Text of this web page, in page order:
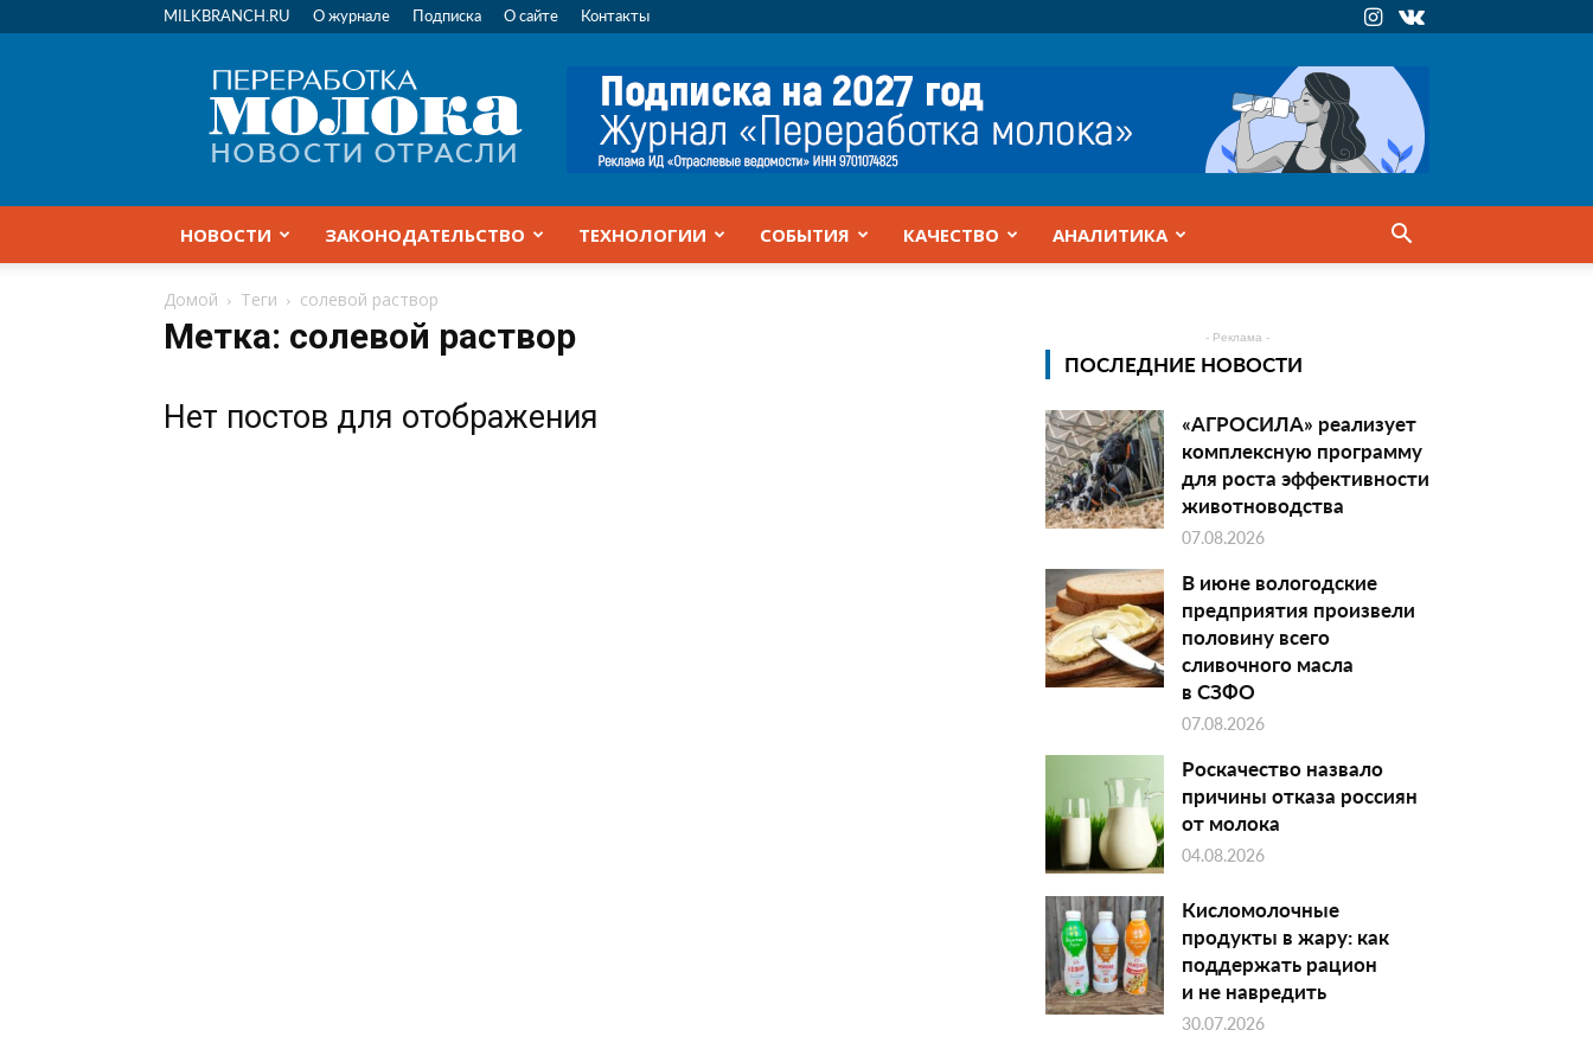
MILKBRANCH.RU О журнале Подписка О сайте Контакты
Переработка
молока
|
Новости
НОВОСТИ ЗАКОНОДАТЕЛЬСТВО ТЕХНОЛОГИИ СОБЫТИЯ КАЧЕСТВО АНАЛИТИКА
Домой Теги солевой раствор
Метка: солевой раствор
Нет постов для отображения
- Реклама -
ПОСЛЕДНИЕ НОВОСТИ
«АГРОСИЛА» реализует
комплексную программу
для роста эффективности
животноводства
07.08.2026
В июне вологодские
предприятия произвели
половину всего
сливочного масла
в СЗФО
07.08.2026
Роскачество назвало
причины отказа россиян
от молока
04.08.2026
Кисломолочные
продукты в жару: как
поддержать рацион
и не навредить
30.07.2026